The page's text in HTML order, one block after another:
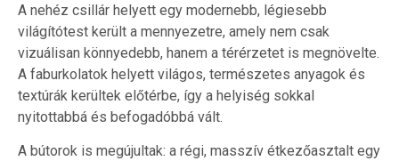
A nehéz csillár helyett egy modernebb, légiesebb
világítótest került a mennyezetre, amely nem csak
vizuálisan könnyedebb, hanem a térérzetet is megnövelte.
A faburkolatok helyett világos, természetes anyagok és
textúrák kerültek előtérbe, így a helyiség sokkal
nyitottabbá és befogadóbbá vált.
A bútorok is megújultak: a régi, masszív étkezőasztalt egy